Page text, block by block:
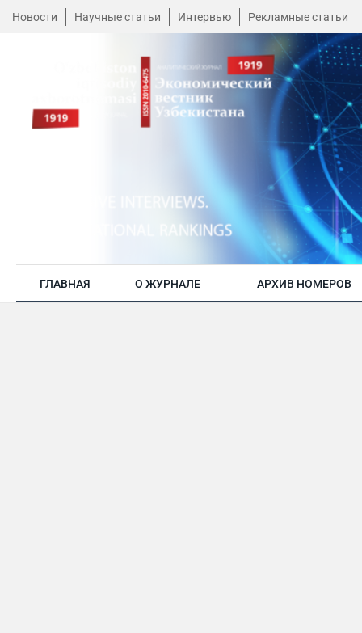
Новости Научные статьи Интервью Рекламные статьи
ГЛАВНАЯ О ЖУРНАЛЕ АРХИВ НОМЕРОВ